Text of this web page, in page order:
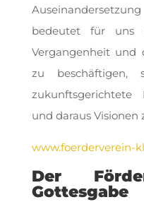
A
bedeutet für
Vergangenheit und
zu beschäftigen,
und daraus Visionen
www.foerderverein-
Der
Gottesgabe